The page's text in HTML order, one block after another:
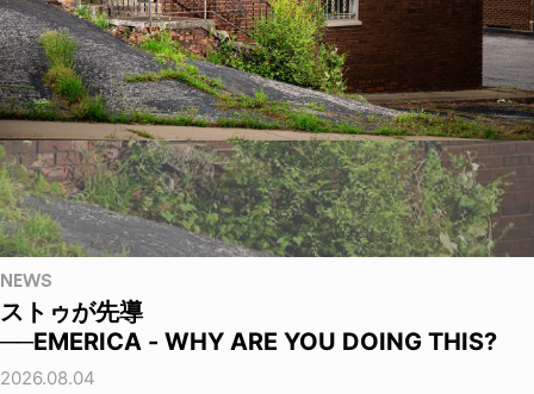
NEWS
ストゥが先導
──EMERICA - WHY ARE YOU DOING THIS?
2026.08.04